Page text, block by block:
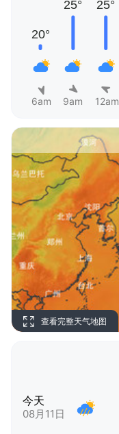
6am 9am 12am
查看完整天气地图
今天
08月11日